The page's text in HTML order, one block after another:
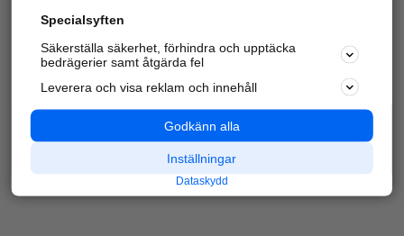
Specialsyften
Säkerställa säkerhet, förhindra och upptäcka
bedrägerier samt åtgärda fel
Leverera och visa reklam och innehåll
Godkänn alla
Inställningar
Dataskydd